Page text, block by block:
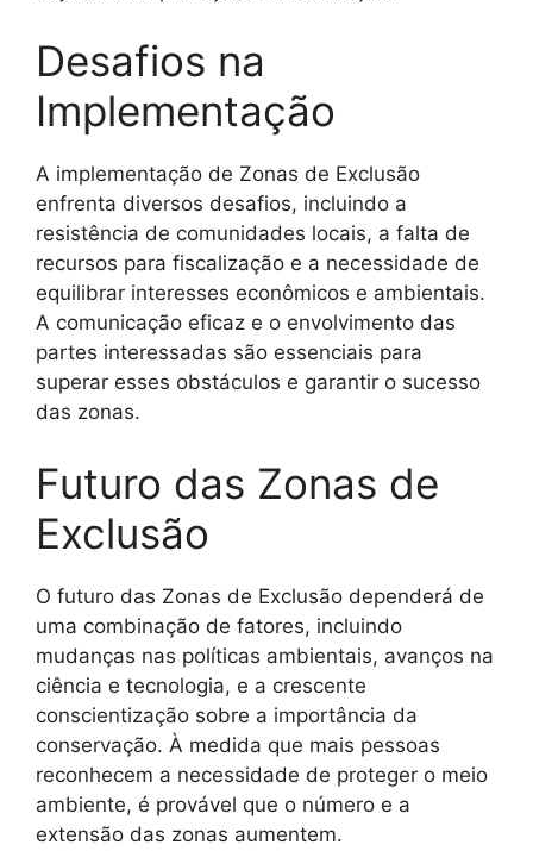
Desafios na
Implementação
A implementação de Zonas de Exclusão
enfrenta diversos desafios, incluindo a
resistência de comunidades locais, a falta de
recursos para fiscalização e a necessidade de
equilibrar interesses econômicos e ambientais.
A comunicação eficaz e o envolvimento das
partes interessadas são essenciais para
superar esses obstáculos e garantir o sucesso
das zonas.
Futuro das Zonas de
Exclusão
O futuro das Zonas de Exclusão dependerá de
uma combinação de fatores, incluindo
mudanças nas políticas ambientais, avanços na
ciência e tecnologia, e a crescente
conscientização sobre a importância da
conservação. À medida que mais pessoas
reconhecem a necessidade de proteger o meio
ambiente, é provável que o número e a
extensão das zonas aumentem.